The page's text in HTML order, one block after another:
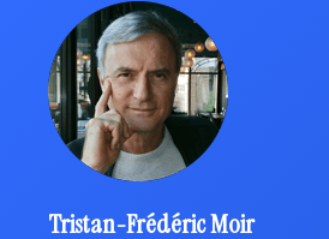
Tristan-Frédéric Moir